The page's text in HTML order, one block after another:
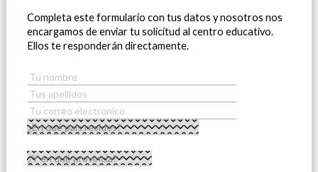
Completa este formulario con tus datos y nosotros nos
encargamos de enviar tu solicitud al centro educativo.
Ellos te responderán directamente.